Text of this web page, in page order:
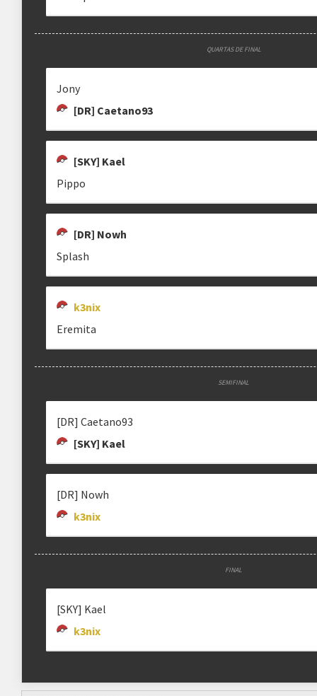
QUARTAS DE FINAL
Jony
[DR] Caetano93
[SKY] Kael
Pippo
[DR] Nowh
Splash
k3nix
Eremita
SEMIFINAL
[DR] Caetano93
[SKY] Kael
[DR] Nowh
k3nix
FINAL
[SKY] Kael
k3nix